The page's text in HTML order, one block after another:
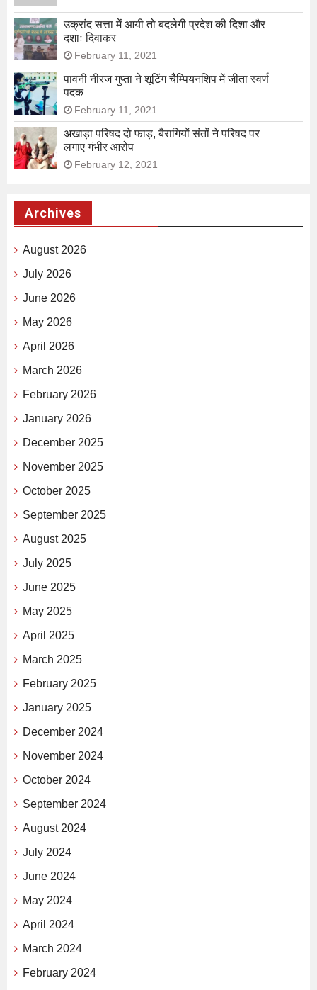
उक्रांद सत्ता में आयी तो बदलेगी प्रदेश की दिशा और
दशाः दिवाकर
February 11, 2021
पावनी नीरज गुप्ता ने शूटिंग चैम्पियनशिप में जीता स्वर्ण
पदक
February 11, 2021
अखाड़ा परिषद दो फाड़, बैरागियों संतों ने परिषद पर
लगाए गंभीर आरोप
February 12, 2021
Archives
August 2026
July 2026
June 2026
May 2026
April 2026
March 2026
February 2026
January 2026
December 2025
November 2025
October 2025
September 2025
August 2025
July 2025
June 2025
May 2025
April 2025
March 2025
February 2025
January 2025
December 2024
November 2024
October 2024
September 2024
August 2024
July 2024
June 2024
May 2024
April 2024
March 2024
February 2024